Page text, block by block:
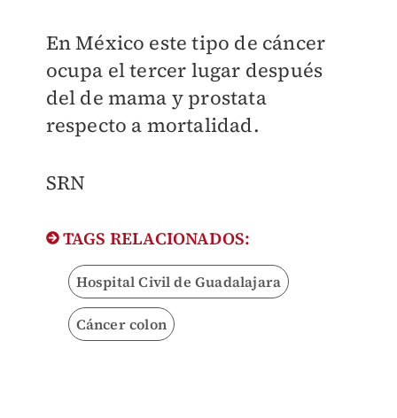
En México este tipo de cáncer
ocupa el tercer lugar después
del de mama y prostata
respecto a mortalidad.
SRN
TAGS RELACIONADOS:
Hospital Civil de Guadalajara
Cáncer colon